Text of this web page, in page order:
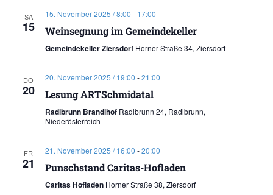
SA
15
15. November 2025 / 8:00 - 17:00
Weinsegnung im Gemeindekeller
Gemeindekeller Ziersdorf Horner Straße 34, Ziersdorf
DO
20
20. November 2025 / 19:00 -21:00
Lesung ARTSchmidatal
Radlbrunn Brandlhof Radlbrunn 24, Radlbrunn,
Niederösterreich
FR
21
21. November 2025 / 16:00 -20:00
Punschstand Caritas-Hofladen
Caritas Hofladen Horner Straße 38, Ziersdorf